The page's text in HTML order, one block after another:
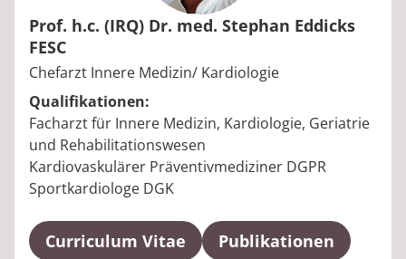
Prof. h.c. (IRQ) Dr. med. Stephan Eddicks
FESC
Berufstitel:
Chefarzt Innere Medizin/ Kardiologie
Qualifikationen:
Facharzt für Innere Medizin, Kardiologie, Geriatrie
und Rehabilitationswesen
Kardiovaskulärer Präventivmediziner DGPR
Sportkardiologe DGK
Curriculum Vitae Publikationen